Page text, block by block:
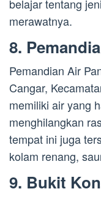
belajar tentang
merawatnya.
8.
Pemandian Air
Cangar,
memiliki air yang
menghilangkan
tempat ini juga
kolam renang,
9. Bukit